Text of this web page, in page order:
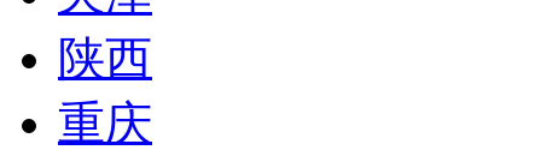
陕西
重庆